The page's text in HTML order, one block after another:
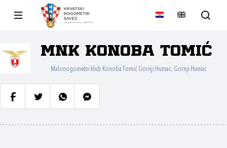
MNK Konoba Tomić
Malonogometni klub Konoba Tomić Gornji Humac, Gornji Humac